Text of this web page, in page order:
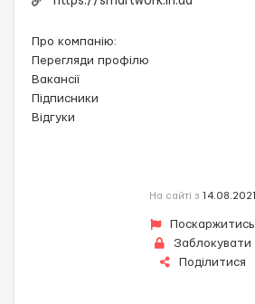
Про компанію:
Перегляди профілю
Вакансії
Підписники
Відгуки
На сайті з 14.08.2021
Поскаржитись
Заблокувати
Поділитися